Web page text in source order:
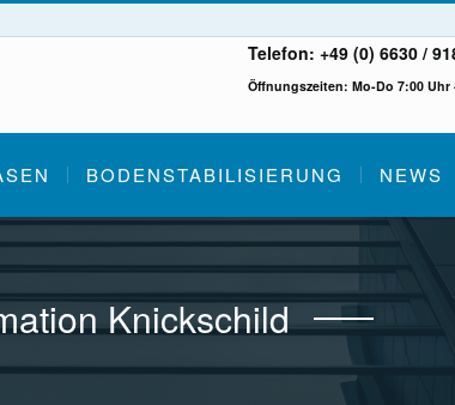
Telefon: +49 (0) 6630 /
Öffnungszeiten: Mo-Do 7:00
BODENSTABILISIERUNG NEWS
Knickschild